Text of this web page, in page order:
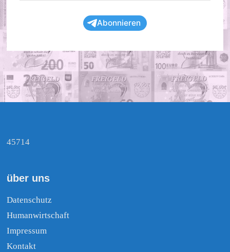
Abonnieren
45714
über uns
Datenschutz
Humanwirtschaft
Impressum
Kontakt